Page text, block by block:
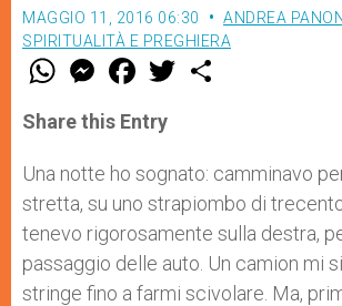
MAGGIO 11, 2016 06:30
ANDREA
SPIRITUALITÀ E PREGHIERA
W
t
s
p
p
M
e
s
e
g
e
r
F
a
e
b
o
k
w
r
Share this Entry
Una notte ho sognato: camminavo
stretta, su uno strapiombo di
tenevo rigorosamente sulla destra,
passaggio delle auto. Un camion mi
stringe fino a farmi scivolare. Ma,